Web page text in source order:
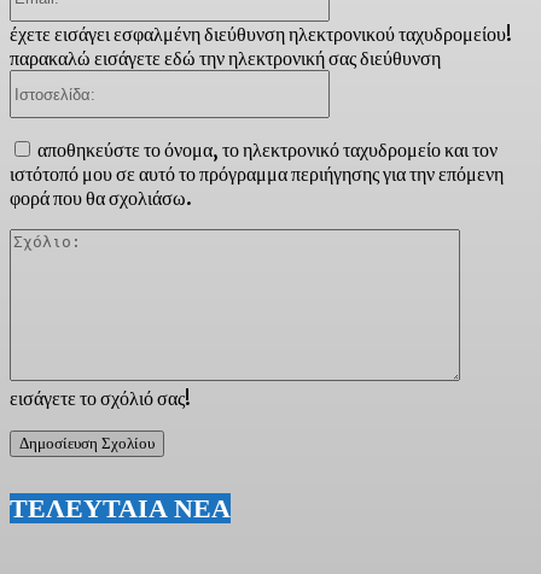
εισάγετε το σχόλιό σας!
έχετε εισάγει εσφαλμένη διεύθυνση ηλεκτρονικού ταχυδρομείου!
παρακαλώ εισάγετε εδώ την ηλεκτρονική σας διεύθυνση
αποθηκεύστε το όνομα, το ηλεκτρονικό ταχυδρομείο και τον
ιστότοπό μου σε αυτό το πρόγραμμα περιήγησης για την επόμενη
φορά που θα σχολιάσω.
ΤΕΛΕΥΤΑΙΑ ΝΕΑ